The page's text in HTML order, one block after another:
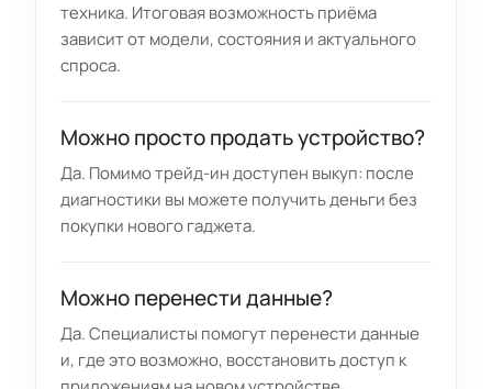
техника. Итоговая возможность приёма
зависит от модели, состояния и актуального
спроса.
Можно просто продать устройство?
Да. Помимо трейд-ин доступен выкуп: после
диагностики вы можете получить деньги без
покупки нового гаджета.
Можно перенести данные?
Да. Специалисты помогут перенести данные
и, где это возможно, восстановить доступ к